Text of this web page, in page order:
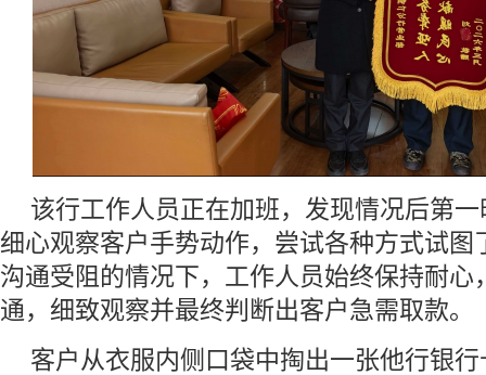
该行工作人员正在加班，发现情况后第
细心观察客户手势动作，尝试各种方式试图
沟通受阻的情况下，工作人员始终保持耐心
通，细致观察并最终判断出客户急需取款。
客户从衣服内侧口袋中掏出一张他行银